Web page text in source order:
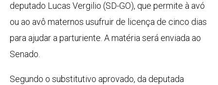
deputado Lucas Vergilio (SD-GO), que permite à avó
ou ao avô maternos usufruir de licença de cinco dias
para ajudar a parturiente. A matéria será enviada ao
Senado.
Segundo o substitutivo aprovado, da deputada